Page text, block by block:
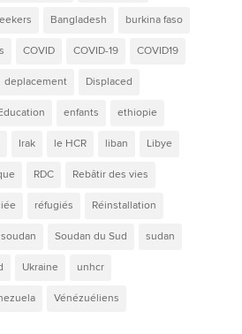
Bangladesh burkina faso
COVID COVID-19 COVID19
deplacement Displaced
enfants ethiopie
Irak le HCR liban Libye
RDC Rebâtir des vies
réfugiés Réinstallation
soudan Soudan du Sud sudan
Ukraine unhcr
Vénézuéliens